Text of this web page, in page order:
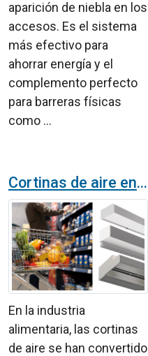
aparición de niebla en los
accesos. Es el sistema
más efectivo para
ahorrar energía y el
complemento perfecto
para barreras físicas
como ...
Cortinas de aire en la industria alimentaria: Soluciones específicas para cada necesidad
En la industria
alimentaria, las cortinas
de aire se han convertido